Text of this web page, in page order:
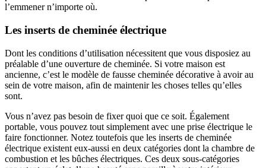
l’emmener n’importe où.
Les inserts de cheminée électrique
Dont les conditions d’utilisation nécessitent que vous disposiez au
préalable d’une ouverture de cheminée. Si votre maison est
ancienne, c’est le modèle de fausse cheminée décorative à avoir au
sein de votre maison, afin de maintenir les choses telles qu’elles
sont.
Vous n’avez pas besoin de fixer quoi que ce soit. Également
portable, vous pouvez tout simplement avec une prise électrique le
faire fonctionner. Notez toutefois que les inserts de cheminée
électrique existent eux-aussi en deux catégories dont la chambre de
combustion et les bûches électriques. Ces deux sous-catégories